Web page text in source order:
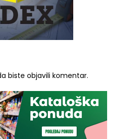
biste objavili komentar.